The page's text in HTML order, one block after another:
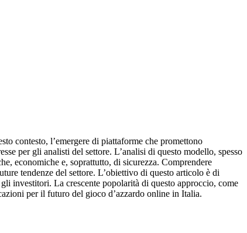
contesto, l’emergere di piattaforme che promettono
per gli analisti del settore. L’analisi di questo modello, spesso
economiche e, soprattutto, di sicurezza. Comprendere
tendenze del settore. L’obiettivo di questo articolo è di
investitori. La crescente popolarità di questo approccio, come
per il futuro del gioco d’azzardo online in Italia.